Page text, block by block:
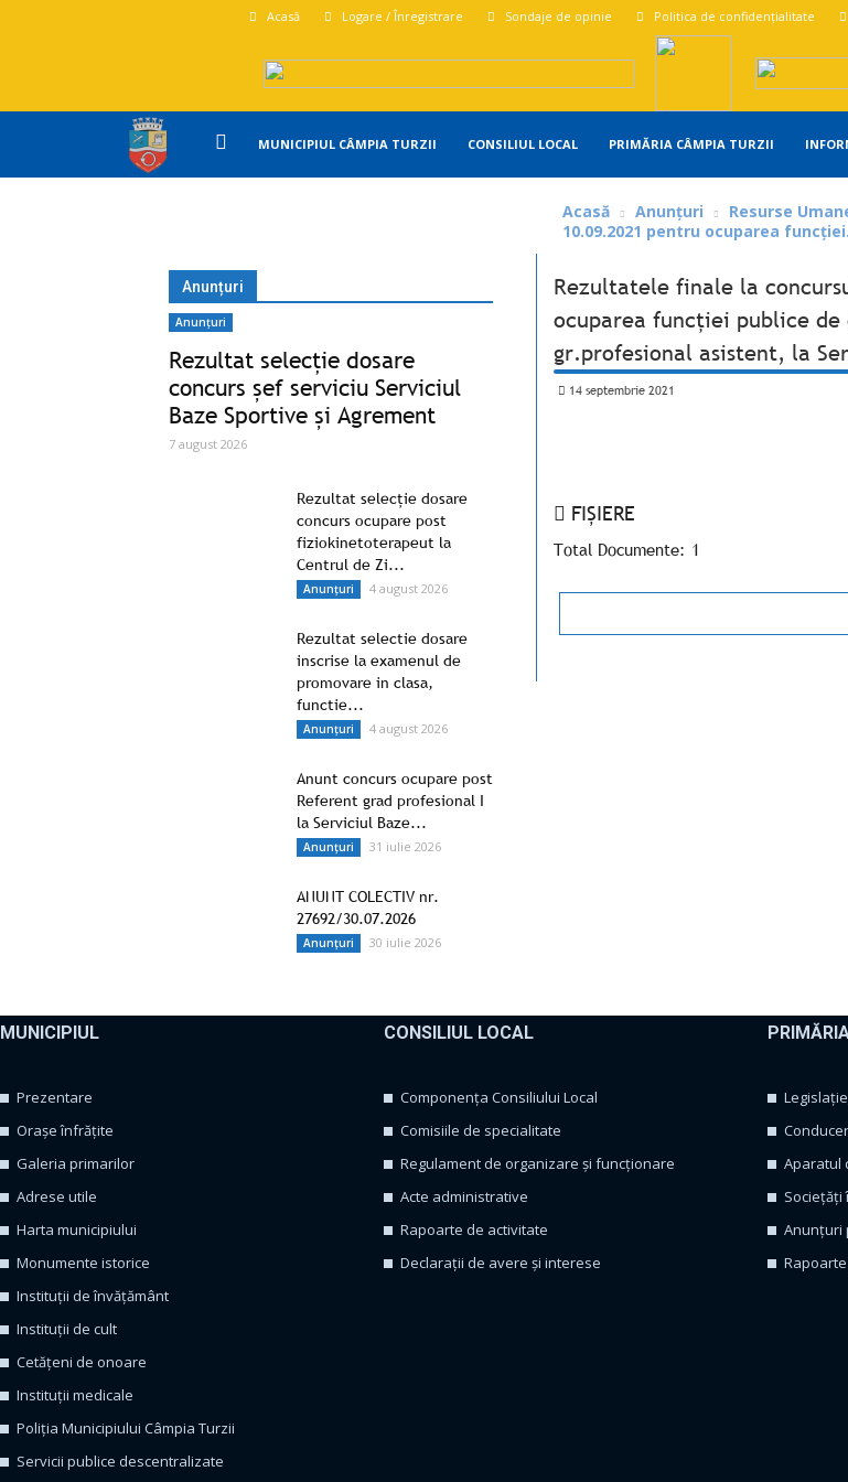
Acasă Logare / Înregistrare Sondaje de opinie Politica de confidențialitate
Primăria
Turzii
MUNICIPIUL CÂMPIA TURZII CONSILIUL LOCAL PRIMĂRIA CÂMPIA TURZII
Acasă Anunțuri Resurse
10.09.2021 pentru ocuparea
Rezultatele finale la
ocuparea funcției publice
gr.profesional asistent, la
14 septembrie 2021
FIȘIERE
Total Documente: 1
Anunțuri
Anunțuri
Rezultat selecție dosare
concurs șef serviciu Serviciul
Baze Sportive și Agrement
7 august 2026
Rezultat selecție dosare
concurs ocupare post
fiziokinetoterapeut la
Centrul de Zi...
Anunțuri 4 august 2026
Rezultat selectie dosare
inscrise la examenul de
promovare in clasa,
functie...
Anunțuri 4 august 2026
Anunt concurs ocupare post
Referent grad profesional I
la Serviciul Baze...
Anunțuri 31 iulie 2026
ANUNT COLECTIV nr.
27692/30.07.2026
Anunțuri 30 iulie 2026
MUNICIPIUL
Prezentare
Orașe înfrățite
Galeria primarilor
Adrese utile
Harta municipiului
Monumente istorice
Instituții de învățământ
Instituții de cult
Cetățeni de onoare
Instituții medicale
Poliția Municipiului Câmpia Turzii
Servicii publice descentralizate
CONSILIUL LOCAL
Componența Consiliului Local
Comisiile de specialitate
Regulament de organizare și funcționare
Acte administrative
Rapoarte de activitate
Declarații de avere și interese
Aparatul
Sociețăți
Anunțuri